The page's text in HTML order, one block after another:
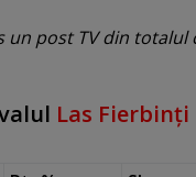
un post TV din totalul
Las Fierbinţi